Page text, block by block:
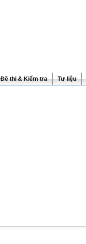
Đề thi & Kiểm tra Tư liệu